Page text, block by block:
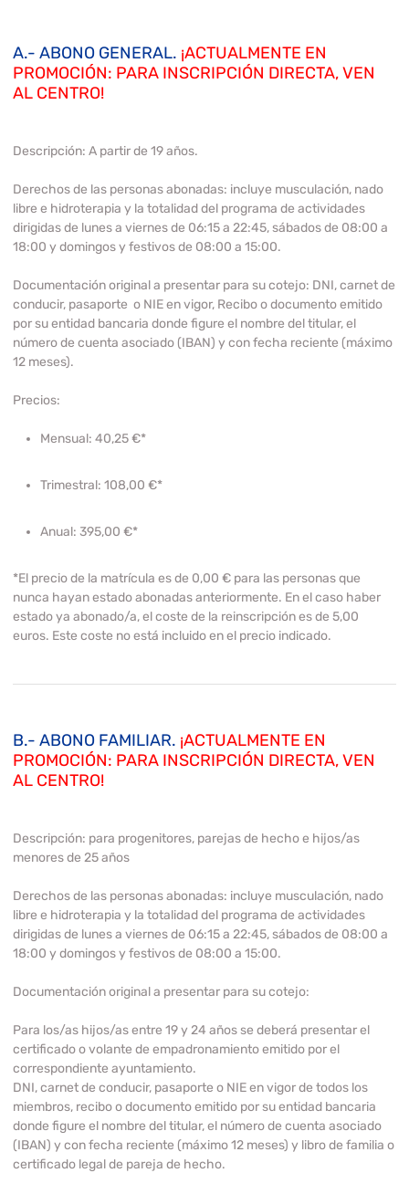
A.- ABONO GENERAL. ¡ACTUALMENTE EN
PROMOCIÓN: PARA INSCRIPCIÓN DIRECTA, VEN
AL CENTRO!
Descripción: A partir de 19 años.
Derechos de las personas abonadas: incluye musculación, nado
libre e hidroterapia y la totalidad del programa de actividades
dirigidas de lunes a viernes de 06:15 a 22:45, sábados de 08:00 a
18:00 y domingos y festivos de 08:00 a 15:00.
Documentación original a presentar para su cotejo: DNI, carnet de
conducir, pasaporte o NIE en vigor, Recibo o documento emitido
por su entidad bancaria donde figure el nombre del titular, el
número de cuenta asociado (IBAN) y con fecha reciente (máximo
12 meses).
Precios:
Mensual: 40,25 €*
Trimestral: 108,00 €*
Anual: 395,00 €*
*El precio de la matrícula es de 0,00 € para las personas que
nunca hayan estado abonadas anteriormente. En el caso haber
estado ya abonado/a, el coste de la reinscripción es de 5,00
euros. Este coste no está incluido en el precio indicado.
B.- ABONO FAMILIAR. ¡ACTUALMENTE EN
PROMOCIÓN: PARA INSCRIPCIÓN DIRECTA, VEN
AL CENTRO!
Descripción: para progenitores, parejas de hecho e hijos/as
menores de 25 años
Derechos de las personas abonadas: incluye musculación, nado
libre e hidroterapia y la totalidad del programa de actividades
dirigidas de lunes a viernes de 06:15 a 22:45, sábados de 08:00 a
18:00 y domingos y festivos de 08:00 a 15:00.
Documentación original a presentar para su cotejo:
Para los/as hijos/as entre 19 y 24 años se deberá presentar el
certificado o volante de empadronamiento emitido por el
correspondiente ayuntamiento.
DNI, carnet de conducir, pasaporte o NIE en vigor de todos los
miembros, recibo o documento emitido por su entidad bancaria
donde figure el nombre del titular, el número de cuenta asociado
(IBAN) y con fecha reciente (máximo 12 meses) y libro de familia o
certificado legal de pareja de hecho.